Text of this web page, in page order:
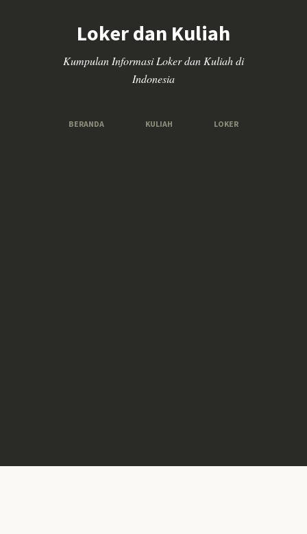
Loker dan Kuliah
Kumpulan Informasi Loker dan Kuliah di
Indonesia
BERANDA KULIAH LOKER